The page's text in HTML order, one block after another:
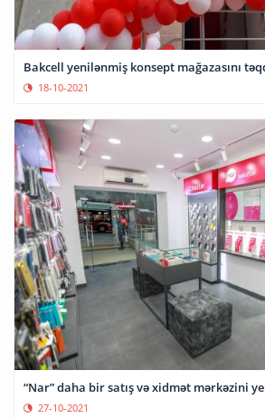
Bakcell yenilənmiş konsept mağazasını
18-10-2021
“Nar” daha bir satış və xidmət mərkəzini
27-10-2021